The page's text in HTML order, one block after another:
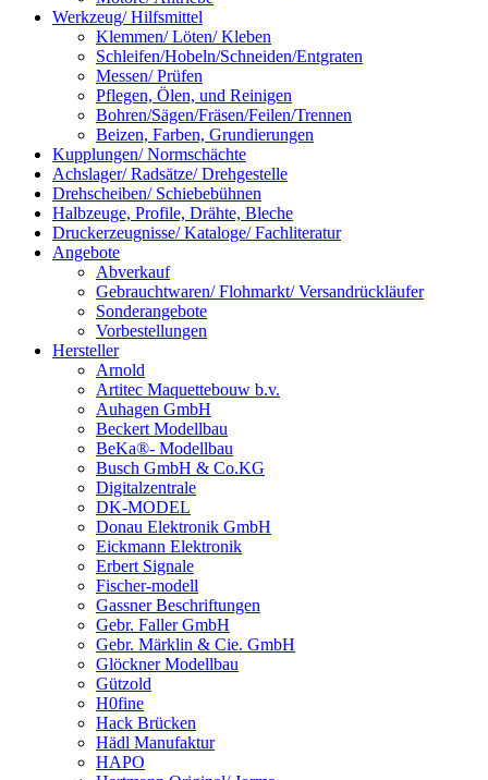
Werkzeug/ Hilfsmittel
Klemmen/ Löten/ Kleben
Schleifen/Hobeln/Schneiden/Entgraten
Messen/ Prüfen
Pflegen, Ölen, und Reinigen
Bohren/Sägen/Fräsen/Feilen/Trennen
Beizen, Farben, Grundierungen
Kupplungen/ Normschächte
Achslager/ Radsätze/ Drehgestelle
Drehscheiben/ Schiebebühnen
Halbzeuge, Profile, Drähte, Bleche
Druckerzeugnisse/ Kataloge/ Fachliteratur
Angebote
Abverkauf
Gebrauchtwaren/ Flohmarkt/ Versandrückläufer
Sonderangebote
Vorbestellungen
Hersteller
Arnold
Artitec Maquettebouw b.v.
Auhagen GmbH
Beckert Modellbau
BeKa®- Modellbau
Busch GmbH & Co.KG
Digitalzentrale
DK-MODEL
Donau Elektronik GmbH
Eickmann Elektronik
Erbert Signale
Fischer-modell
Gassner Beschriftungen
Gebr. Faller GmbH
Gebr. Märklin & Cie. GmbH
Glöckner Modellbau
Gützold
H0fine
Hack Brücken
Hädl Manufaktur
HAPO